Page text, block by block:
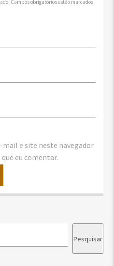
Campos obrigatórios estão marcados
mail e site neste navegador
eu comentar.
Pesquisar